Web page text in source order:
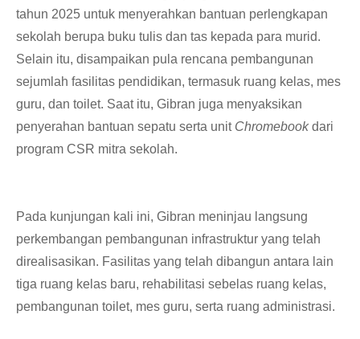
tahun 2025 untuk menyerahkan bantuan perlengkapan
sekolah berupa buku tulis dan tas kepada para murid.
Selain itu, disampaikan pula rencana pembangunan
sejumlah fasilitas pendidikan, termasuk ruang kelas, mes
guru, dan toilet. Saat itu, Gibran juga menyaksikan
penyerahan bantuan sepatu serta unit Chromebookdari
program CSR mitra sekolah.
Pada kunjungan kali ini, Gibran meninjau langsung
perkembangan pembangunan infrastruktur yang telah
direalisasikan. Fasilitas yang telah dibangun antara lain
tiga ruang kelas baru, rehabilitasi sebelas ruang kelas,
pembangunan toilet, mes guru, serta ruang administrasi.